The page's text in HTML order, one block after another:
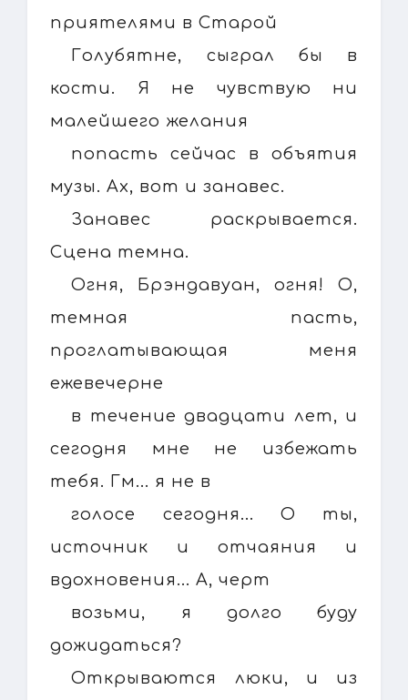
приятелями в Старой
Голубятне, сыграл бы в
кости. Я не чувствую ни
малейшего желания
попасть сейчас в объятия
музы. Ах, вот и занавес.
Занавес раскрывается.
Сцена темна.
Огня, Брэндавуан, огня! О,
темная пасть,
проглатывающая меня
ежевечерне
в течение двадцати лет, и
сегодня мне не избежать
тебя. Гм... я не в
голосе сегодня... О ты,
источник и отчаяния и
вдохновения... А, черт
возьми, я долго буду
дожидаться?
Открываются люки, и из